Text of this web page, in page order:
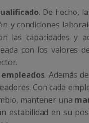
. De hecho,
y condiciones
las capacidades y
con los valores
. Además
Con cada
mantener una
estabilidad en su